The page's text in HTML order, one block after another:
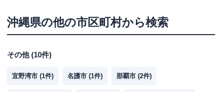
沖縄県の他の市区町村から検索
その他(10件)
宜野湾市 (1件) 名護市 (1件) 那覇市 (2件)